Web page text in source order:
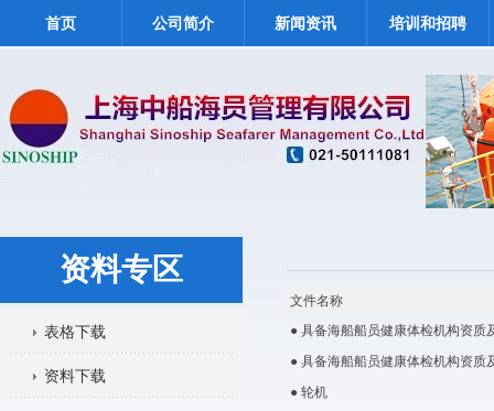
首页 公司简介 新闻资讯 培训和招聘
资料专区
表格下载
资料下载
文件名称
● 具备海船船员健康体检机构资
● 具备海船船员健康体检机构资
● 轮机